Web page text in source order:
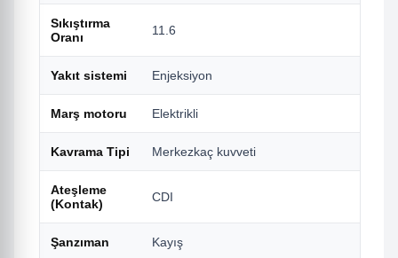
Sıkıştırma
Oranı
11.6
Yakıt sistemi Enjeksiyon
Marş motoru Elektrikli
Kavrama Tipi Merkezkaç kuvveti
Ateşleme
(Kontak)
CDI
Şanzıman Kayış